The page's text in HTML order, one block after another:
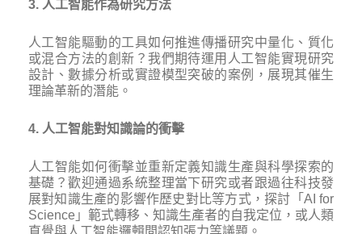
3. 人工智能作為研究方法
人工智能驅動的工具如何推進傳播研究中量化、質化
或混合方法的創新？我們期待運用人工智能實現研究
設計、數據分析或實證模型突破的案例，展現其催生
理論革新的潛能。
4. 人工智能對知識論的衝擊
人工智能如何衝擊並重新定義知識生產與科學探索的
基礎？歡迎通過系統整理當下研究或者跟過往科技發
展對知識生產的影響作歷史對比等方式，探討「AI for
Science」範式轉移、知識生產者的自我定位，或人類
直覺與人工智能邏輯間認知張力等議題。